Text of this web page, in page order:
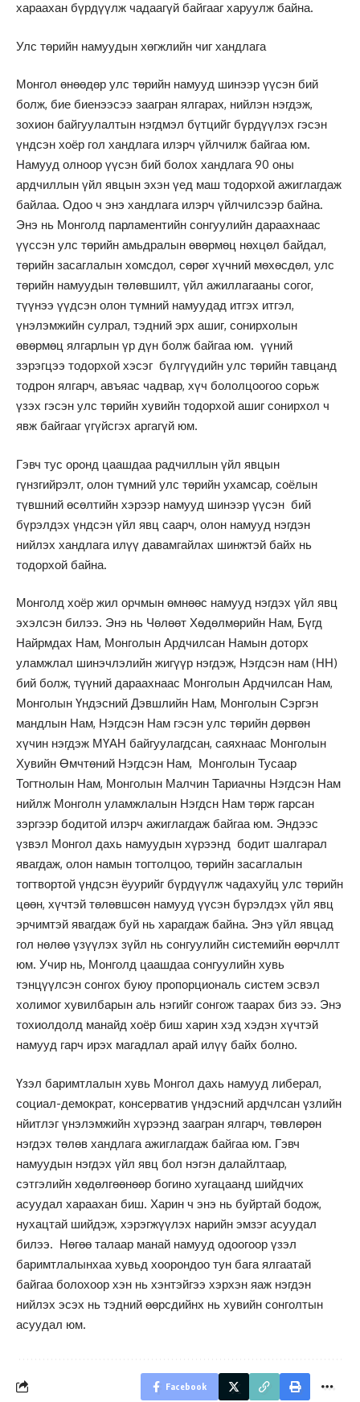
хараахан бүрдүүлж чадаагүй байгааг харуулж байна.
Улс төрийн намуудын хөгжлийн чиг хандлага
Монгол өнөөдөр улс төрийн намууд шинээр үүсэн бий
болж, бие биенээсээ заагран ялгарах, нийлэн нэгдэж,
зохион байгуулалтын нэгдмэл бүтцийг бүрдүүлэх гэсэн
үндсэн хоёр гол хандлага илэрч үйлчилж байгаа юм.
Намууд олноор үүсэн бий болох хандлага 90 оны
ардчиллын үйл явцын эхэн үед маш тодорхой ажиглагдаж
байлаа. Одоо ч энэ хандлага илэрч үйлчилсээр байна.
Энэ нь Монголд парламентийн сонгуулийн дараахнаас
үүссэн улс төрийн амьдралын өвөрмөц нөхцөл байдал,
төрийн засаглалын хомсдол, сөрөг хүчний мөхөсдөл, улс
төрийн намуудын төлөвшилт, үйл ажиллагааны согог,
түүнээ үүдсэн олон түмний намуудад итгэх итгэл,
үнэлэмжийн сулрал, тэдний эрх ашиг, сонирхолын
өвөрмөц ялгарлын үр дүн болж байгаа юм. үүний
зэрэгцээ тодорхой хэсэг бүлгүүдийн улс төрийн тавцанд
тодрон ялгарч, авъяас чадвар, хүч бололцоогоо сорьж
үзэх гэсэн улс төрийн хувийн тодорхой ашиг сонирхол ч
явж байгааг үгүйсгэх аргагүй юм.
Гэвч тус оронд цаашдаа радчиллын үйл явцын
гүнзгийрэлт, олон түмний улс төрийн ухамсар, соёлын
түвшний өсөлтийн хэрээр намууд шинээр үүсэн бий
бүрэлдэх үндсэн үйл явц саарч, олон намууд нэгдэн
нийлэх хандлага илүү давамгайлах шинжтэй байх нь
тодорхой байна.
Монголд хоёр жил орчмын өмнөөс намууд нэгдэх үйл явц
эхэлсэн билээ. Энэ нь Чөлөөт Хөдөлмөрийн Нам, Бүгд
Найрмдах Нам, Монголын Ардчилсан Намын доторх
уламжлал шинэчлэлийн жигүүр нэгдэж, Нэгдсэн нам (НН)
бий болж, түүний дараахнаас Монголын Ардчилсан Нам,
Монголын Үндэсний Дэвшлийн Нам, Монголын Сэргэн
мандлын Нам, Нэгдсэн Нам гэсэн улс төрийн дөрвөн
хүчин нэгдэж МҮАН байгуулагдсан, саяхнаас Монголын
Хувийн Өмчтөний Нэгдсэн Нам, Монголын Тусаар
Тогтнолын Нам, Монголын Малчин Тариачны Нэгдсэн Нам
нийлж Монголн уламжлалын Нэгдсн Нам төрж гарсан
зэргээр бодитой илэрч ажиглагдаж байгаа юм. Эндээс
үзвэл Монгол дахь намуудын хүрээнд бодит шалгарал
явагдаж, олон намын тогтолцоо, төрийн засаглалын
тогтвортой үндсэн ёуурийг бүрдүүлж чадахуйц улс төрийн
цөөн, хүчтэй төлөвшсөн намууд үүсэн бүрэлдэх үйл явц
эрчимтэй явагдаж буй нь харагдаж байна. Энэ үйл явцад
гол нөлөө үзүүлэх зүйл нь сонгуулийн системийн өөрчллт
юм. Учир нь, Монголд цаашдаа сонгуулийн хувь
тэнцүүлсэн сонгох буюу пропорциональ систем эсвэл
холимог хувилбарын аль нэгийг сонгож таарах биз ээ. Энэ
тохиолдолд манайд хоёр биш харин хэд хэдэн хүчтэй
намууд гарч ирэх магадлал арай илүү байх болно.
Үзэл баримтлалын хувь Монгол дахь намууд либерал,
социал-демократ, консерватив үндэсний ардчлсан үзлийн
нйитлэг үнэлэмжийн хүрээнд заагран ялгарч, төвлөрөн
нэгдэх төлөв хандлага ажиглагдаж байгаа юм. Гэвч
намуудын нэгдэх үйл явц бол нэгэн далайлтаар,
сэтгэлийн хөдөлгөөнөөр богино хугацаанд шийдчих
асуудал хараахан биш. Харин ч энэ нь буйртай бодож,
нухацтай шийдэж, хэрэгжүүлэх нарийн эмзэг асуудал
билээ. Нөгөө талаар манай намууд одоогоор үзэл
баримтлалынхаа хувьд хоорондоо тун бага ялгаатай
байгаа болохоор хэн нь хэнтэйгээ хэрхэн яаж нэгдэн
нийлэх эсэх нь тэдний өөрсдийнх нь хувийн сонголтын
асуудал юм.
Facebook